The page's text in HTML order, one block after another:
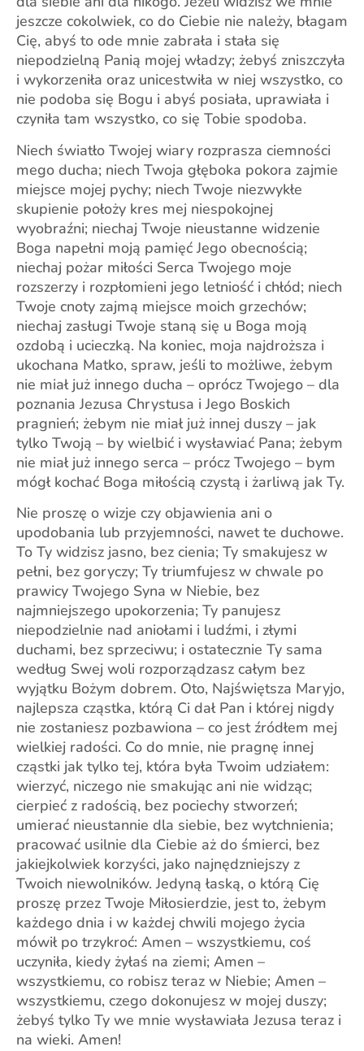
jeszcze cokolwiek, co do Ciebie nie należy, błagam
Cię, abyś to ode mnie zabrała i stała się
niepodzielną Panią mojej władzy; żebyś zniszczyła
i wykorzeniła oraz unicestwiła w niej wszystko, co
nie podoba się Bogu i abyś posiała, uprawiała i
czyniła tam wszystko, co się Tobie spodoba.
Niech światło Twojej wiary rozprasza ciemności
mego ducha; niech Twoja głęboka pokora zajmie
miejsce mojej pychy; niech Twoje niezwykłe
skupienie położy kres mej niespokojnej
wyobraźni; niechaj Twoje nieustanne widzenie
Boga napełni moją pamięć Jego obecnością;
niechaj pożar miłości Serca Twojego moje
rozszerzy i rozpłomieni jego letniość i chłód; niech
Twoje cnoty zajmą miejsce moich grzechów;
niechaj zasługi Twoje staną się u Boga moją
ozdobą i ucieczką. Na koniec, moja najdroższa i
ukochana Matko, spraw, jeśli to możliwe, żebym
nie miał już innego ducha – oprócz Twojego – dla
poznania Jezusa Chrystusa i Jego Boskich
pragnień; żebym nie miał już innej duszy – jak
tylko Twoją – by wielbić i wysławiać Pana; żebym
nie miał już innego serca – prócz Twojego – bym
mógł kochać Boga miłością czystą i żarliwą jak Ty.
Nie proszę o wizje czy objawienia ani o
upodobania lub przyjemności, nawet te duchowe.
To Ty widzisz jasno, bez cienia; Ty smakujesz w
pełni, bez goryczy; Ty triumfujesz w chwale po
prawicy Twojego Syna w Niebie, bez
najmniejszego upokorzenia; Ty panujesz
niepodzielnie nad aniołami i ludźmi, i złymi
duchami, bez sprzeciwu; i ostatecznie Ty sama
według Swej woli rozporządzasz całym bez
wyjątku Bożym dobrem. Oto, Najświętsza Maryjo,
najlepsza cząstka, którą Ci dał Pan i której nigdy
nie zostaniesz pozbawiona – co jest źródłem mej
wielkiej radości. Co do mnie, nie pragnę innej
cząstki jak tylko tej, która była Twoim udziałem:
wierzyć, niczego nie smakując ani nie widząc;
cierpieć z radością, bez pociechy stworzeń;
umierać nieustannie dla siebie, bez wytchnienia;
pracować usilnie dla Ciebie aż do śmierci, bez
jakiejkolwiek korzyści, jako najnędzniejszy z
Twoich niewolników. Jedyną łaską, o którą Cię
proszę przez Twoje Miłosierdzie, jest to, żebym
każdego dnia i w każdej chwili mojego życia
mówił po trzykroć: Amen – wszystkiemu, coś
uczyniła, kiedy żyłaś na ziemi; Amen –
wszystkiemu, co robisz teraz w Niebie; Amen –
wszystkiemu, czego dokonujesz w mojej duszy;
żebyś tylko Ty we mnie wysławiała Jezusa teraz i
na wieki. Amen!